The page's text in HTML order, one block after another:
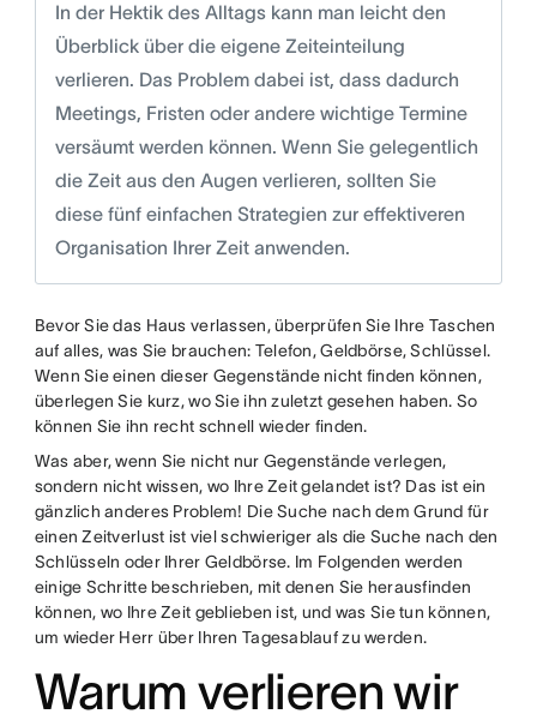
In der Hektik des Alltags kann man leicht den
Überblick über die eigene Zeiteinteilung
verlieren. Das Problem dabei ist, dass dadurch
Meetings, Fristen oder andere wichtige Termine
versäumt werden können. Wenn Sie gelegentlich
die Zeit aus den Augen verlieren, sollten Sie
diese fünf einfachen Strategien zur effektiveren
Organisation Ihrer Zeit anwenden.
Bevor Sie das Haus verlassen, überprüfen Sie Ihre Taschen
auf alles, was Sie brauchen: Telefon, Geldbörse, Schlüssel.
Wenn Sie einen dieser Gegenstände nicht finden können,
überlegen Sie kurz, wo Sie ihn zuletzt gesehen haben. So
können Sie ihn recht schnell wieder finden.
Was aber, wenn Sie nicht nur Gegenstände verlegen,
sondern nicht wissen, wo Ihre Zeit gelandet ist? Das ist ein
gänzlich anderes Problem! Die Suche nach dem Grund für
einen Zeitverlust ist viel schwieriger als die Suche nach den
Schlüsseln oder Ihrer Geldbörse. Im Folgenden werden
einige Schritte beschrieben, mit denen Sie herausfinden
können, wo Ihre Zeit geblieben ist, und was Sie tun können,
um wieder Herr über Ihren Tagesablauf zu werden.
Warum verlieren wir